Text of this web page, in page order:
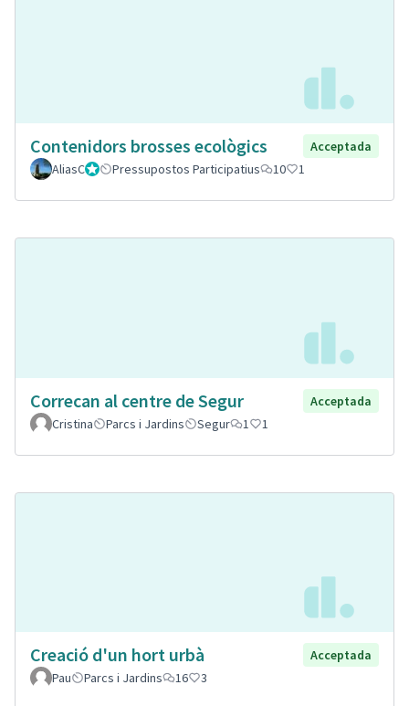
Contenidors brosses ecològics
Acceptada
AliasCGestorPressupostos Participatius 10 1
Correcan al centre de Segur
Acceptada
Cristina
Parcs i Jardins Segur 1 1
Creació d'un hort urbà
Acceptada
Pau
Parcs i Jardins 16 3